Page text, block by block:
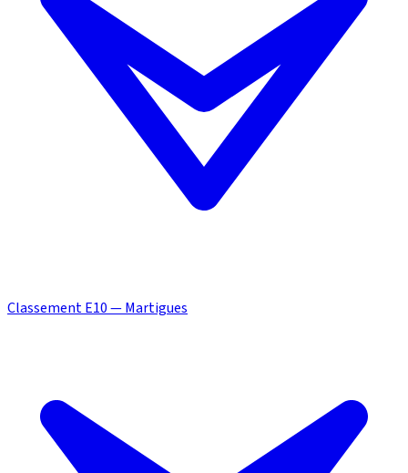
Classement E10 — Martigues